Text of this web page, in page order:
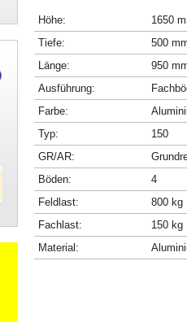
Höhe:
1650
Tiefe:
500
Länge:
950
Ausführung:
Farbe:
Typ:
150
GR/AR:
Böden:
4
Feldlast:
800 kg
Fachlast:
150 kg
Material: